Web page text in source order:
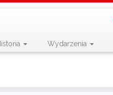
Wydarzenia